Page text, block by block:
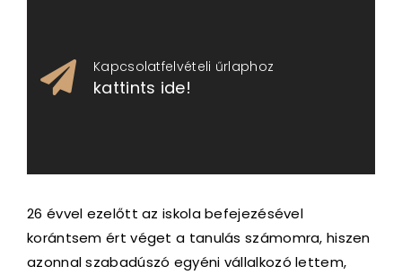
Kapcsolatfelvételi űrlaphoz
kattints ide!
26 évvel ezelőtt az iskola befejezésével
korántsem ért véget a tanulás számomra, hiszen
azonnal szabadúszó egyéni vállalkozó lettem,